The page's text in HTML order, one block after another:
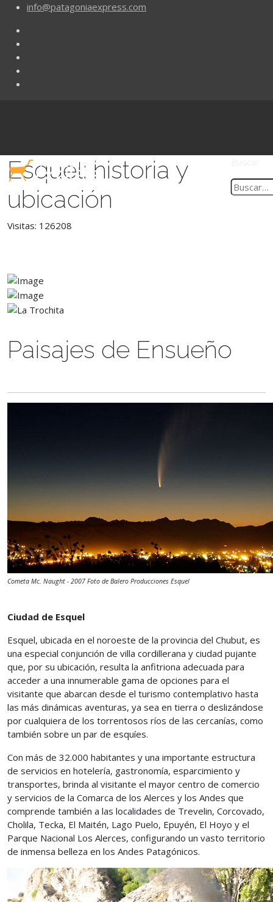
info@patagoniaexpress.com
Esquel: historia y
ubicación
Visitas: 126208
Paisajes de Ensueño
Cometa Mc. Naught - 2007 Foto de Balero Producciones Esquel
Ciudad de Esquel
Esquel, ubicada en el noroeste de la provincia del Chubut, es
una especial conjunción de villa cordillerana y ciudad pujante
que, por su ubicación, resulta la anfitriona adecuada para
acceder a una innumerable gama de opciones para el
visitante que abarcan desde el turismo contemplativo hasta
las más dinámicas aventuras, ya sea en tierra o deslizándose
por cualquiera de los torrentosos ríos de las cercanías, como
también sobre un par de esquíes.
Con más de 32.000 habitantes y una importante estructura
de servicios en hotelería, gastronomía, esparcimiento y
transportes, brinda al visitante el mayor centro de comercio
y servicios de la Comarca de los Alerces y los Andes que
comprende también a las localidades de Trevelin, Corcovado,
Cholila, Tecka, El Maitén, Lago Puelo, Epuyén, El Hoyo y el
Parque Nacional Los Alerces, configurando un vasto territorio
de inmensa belleza en los Andes Patagónicos.